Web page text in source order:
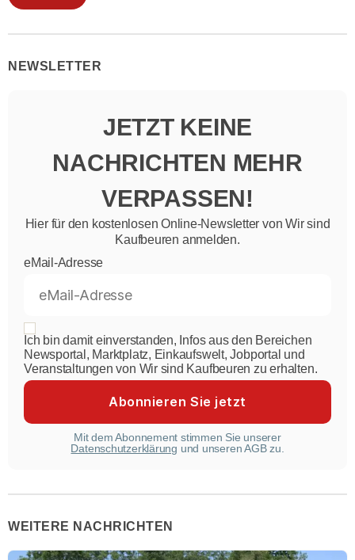
NEWSLETTER
JETZT KEINE
NACHRICHTEN MEHR
VERPASSEN!
Hier für den kostenlosen Online-Newsletter von Wir sind
Kaufbeuren anmelden.
eMail-Adresse
Ich bin damit einverstanden, Infos aus den Bereichen
Newsportal, Marktplatz, Einkaufswelt, Jobportal und
Veranstaltungen von Wir sind Kaufbeuren zu erhalten.
Mit dem Abonnement stimmen Sie unserer
Datenschutzerklärung und unseren AGB zu.
WEITERE NACHRICHTEN